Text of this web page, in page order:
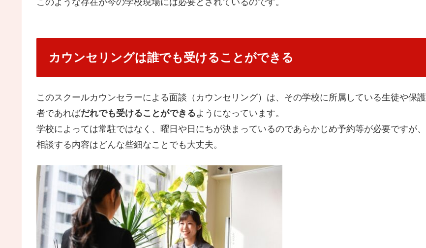
カウンセリングは誰でも受けることができる
このスクールカウンセラーによる面談（カウンセリング）は、その学校に所属している生徒や保護
者であればだれでも受けることができるようになっています。
学校によっては常駐ではなく、曜日や日にちが決まっているのであらかじめ予約等が必要ですが、
相談する内容はどんな些細なことでも大丈夫。